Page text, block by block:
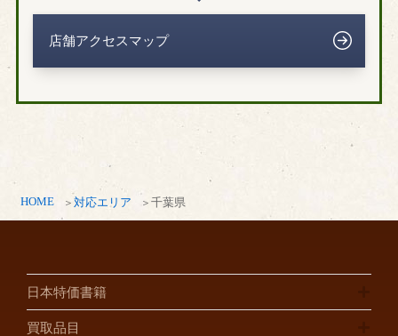
HOME 対応エリア 千葉県
店舗アクセスマップ
日本特価書籍
買取品目